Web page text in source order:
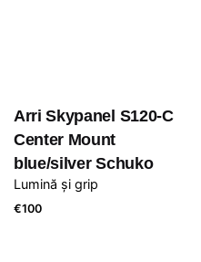
Arri Skypanel S120-C
Center Mount
blue/silver Schuko
Lumină și grip
€100